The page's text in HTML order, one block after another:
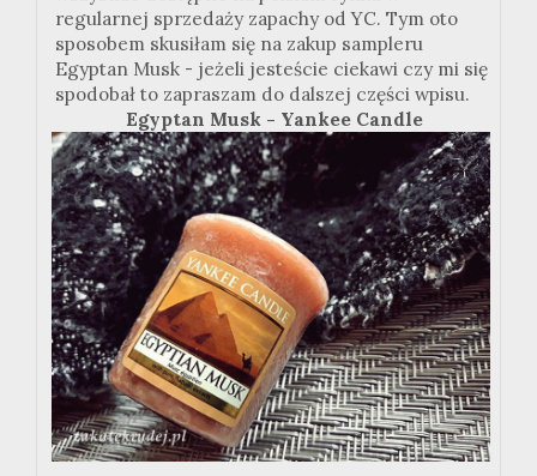
regularnej sprzedaży zapachy od YC. Tym oto
sposobem skusiłam się na zakup sampleru
Egyptan Musk - jeżeli jesteście ciekawi czy mi się
spodobał to zapraszam do dalszej części wpisu.
Egyptan Musk - Yankee Candle